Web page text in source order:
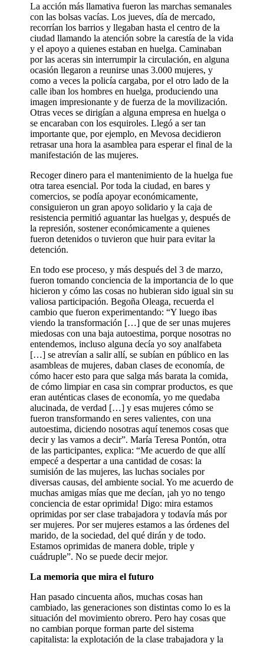
La acción más llamativa fueron las marchas semanales
con las bolsas vacías. Los jueves, día de mercado,
recorrían los barrios y llegaban hasta el centro de la
ciudad llamando la atención sobre la carestía de la vida
y el apoyo a quienes estaban en huelga. Caminaban
por las aceras sin interrumpir la circulación, en alguna
ocasión llegaron a reunirse unas 3.000 mujeres, y
como a veces la policía cargaba, por el otro lado de la
calle iban los hombres en huelga, produciendo una
imagen impresionante y de fuerza de la movilización.
Otras veces se dirigían a alguna empresa en huelga o
se encaraban con los esquiroles. Llegó a ser tan
importante que, por ejemplo, en Mevosa decidieron
retrasar una hora la asamblea para esperar el final de la
manifestación de las mujeres.
Recoger dinero para el mantenimiento de la huelga fue
otra tarea esencial. Por toda la ciudad, en bares y
comercios, se podía apoyar económicamente,
consiguieron un gran apoyo solidario y la caja de
resistencia permitió aguantar las huelgas y, después de
la represión, sostener económicamente a quienes
fueron detenidos o tuvieron que huir para evitar la
detención.
En todo ese proceso, y más después del 3 de marzo,
fueron tomando conciencia de la importancia de lo que
hicieron y cómo las cosas no hubieran sido igual sin su
valiosa participación. Begoña Oleaga, recuerda el
cambio que fueron experimentando: “Y luego ibas
viendo la transformación […] que de ser unas mujeres
miedosas con una baja autoestima, porque nosotras no
entendemos, incluso alguna decía yo soy analfabeta
[…] se atrevían a salir allí, se subían en público en las
asambleas de mujeres, daban clases de economía, de
cómo hacer esto para que salga más barata la comida,
de cómo limpiar en casa sin comprar productos, es que
eran auténticas clases de economía, yo me quedaba
alucinada, de verdad […] y esas mujeres cómo se
fueron transformando en seres valientes, con una
autoestima, diciendo nosotras aquí tenemos cosas que
decir y las vamos a decir”. María Teresa Pontón, otra
de las participantes, explica: “Me acuerdo de que allí
empecé a despertar a una cantidad de cosas: la
sumisión de las mujeres, las luchas sociales por
diversas causas, del ambiente social. Yo me acuerdo de
muchas amigas mías que me decían, ¡ah yo no tengo
conciencia de estar oprimida! Digo: mira estamos
oprimidas por ser clase trabajadora y todavía más por
ser mujeres. Por ser mujeres estamos a las órdenes del
marido, de la sociedad, del qué dirán y de todo.
Estamos oprimidas de manera doble, triple y
cuádruple”. No se puede decir mejor.
La memoria que mira el futuro
Han pasado cincuenta años, muchas cosas han
cambiado, las generaciones son distintas como lo es la
situación del movimiento obrero. Pero hay cosas que
no cambian porque forman parte del sistema
capitalista: la explotación de la clase trabajadora y la